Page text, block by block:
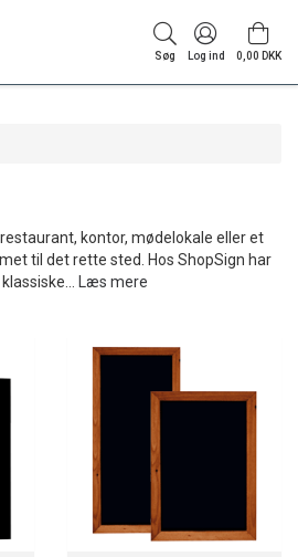
Søg Log ind 0,00 DKK
kontor, mødelokale eller et
til det rette sted. Hos ShopSign har
Læs mere